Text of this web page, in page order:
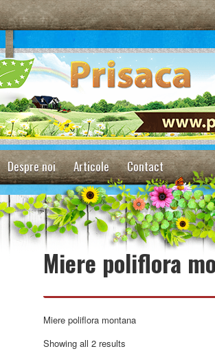
Despre noi Articole Contact
Miere poliflora
Miere poliflora montana
Showing all 2 resultsSorted